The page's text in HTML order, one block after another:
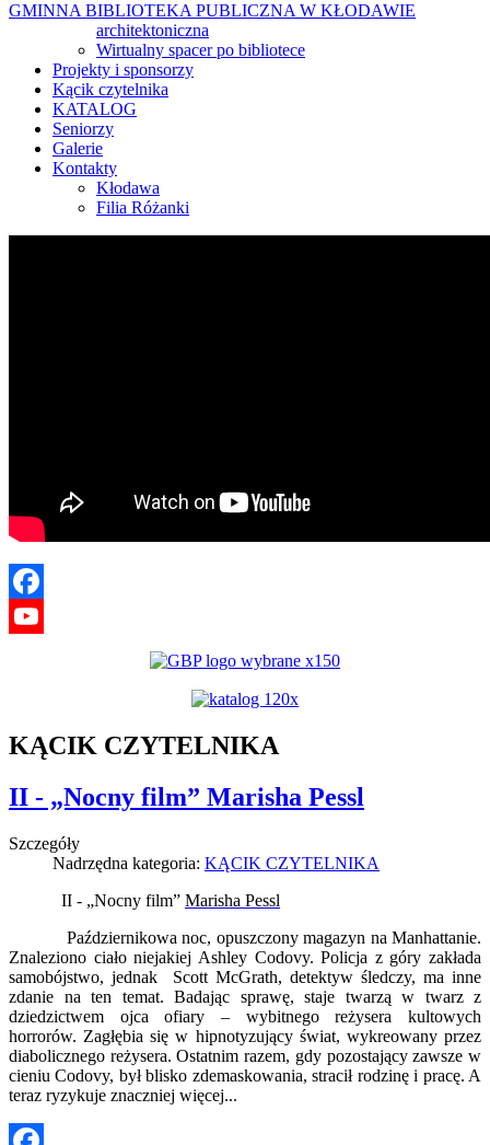
GMINNA BIBLIOTEKA PUBLICZNA W KŁODAWIE
architektoniczna
Wirtualny spacer po bibliotece
Projekty i sponsorzy
Kącik czytelnika
KATALOG
Seniorzy
Galerie
Kontakty
Kłodawa
Filia Różanki
Facebook
KĄCIK CZYTELNIKA
II - „Nocny film” Marisha Pessl
Szczegóły
Nadrzędna kategoria: KĄCIK CZYTELNIKA
II - „Nocny film” Marisha Pessl
Październikowa noc, opuszczony magazyn na Manhattanie.
Znaleziono ciało niejakiej Ashley Codovy. Policja z góry zakłada
samobójstwo, jednak Scott McGrath, detektyw śledczy, ma inne
zdanie na ten temat. Badając sprawę, staje twarzą w twarz z
dziedzictwem ojca ofiary – wybitnego reżysera kultowych
horrorów. Zagłębia się w hipnotyzujący świat, wykreowany przez
diabolicznego reżysera. Ostatnim razem, gdy pozostający zawsze w
cieniu Codovy, był blisko zdemaskowania, stracił rodzinę i pracę. A
teraz ryzykuje znaczniej więcej...